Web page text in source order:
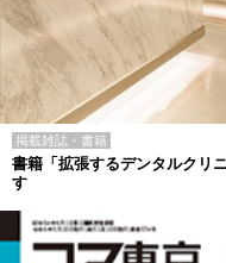
掲載雑誌・書籍
書籍「拡張するデンタルクリ
す